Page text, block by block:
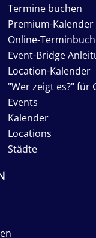
Termine buchen
Premium-Kalender
Online-
Event-Bridge
Location-Kalender
"Wer zeigt es?" für
Events
Kalender
Locations
Städte